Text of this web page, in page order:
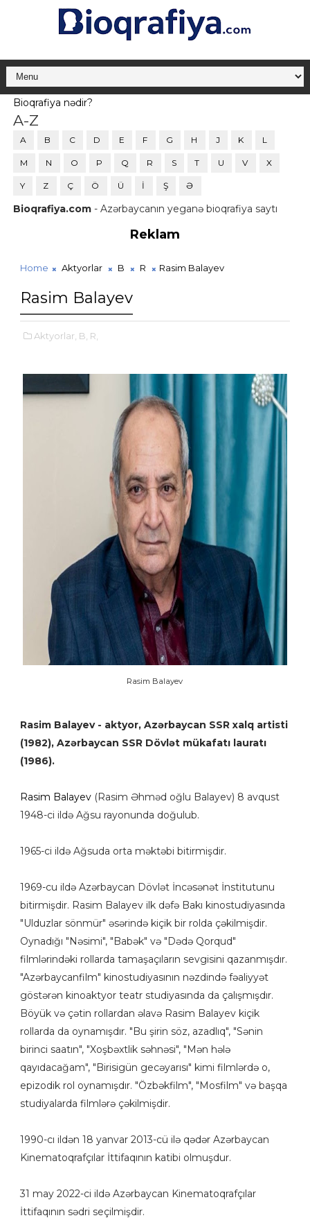
Bioqrafiya nədir?
A-Z
A B C D E F G H J K L
M N O P Q R S T U V X
Y Z Ç Ö Ü İ Ş Ə
Bioqrafiya.com- Azərbaycanın yeganə bioqrafiya saytı
Reklam
Home Aktyorlar B R Rasim Balayev
Rasim Balayev
Aktyorlar, B, R,
Rasim Balayev
Rasim Balayev - aktyor, Azərbaycan SSR xalq artisti
(1982), Azərbaycan SSR Dövlət mükafatı lauratı
(1986).
Rasim Balayev(Rasim Əhməd oğlu Balayev) 8 avqust
1948-ci ildə Ağsu rayonunda doğulub.
1965-ci ildə Ağsuda orta məktəbi bitirmişdir.
1969-cu ildə Azərbaycan Dövlət İncəsənət İnstitutunu
bitirmişdir. Rasim Balayev ilk dəfə Bakı kinostudiyasında
"Ulduzlar sönmür" əsərində kiçik bir rolda çəkilmişdir.
Oynadığı "Nəsimi", "Babək" və "Dədə Qorqud"
filmlərindəki rollarda tamaşaçıların sevgisini qazanmışdır.
"Azərbaycanfilm" kinostudiyasının nəzdində fəaliyyət
göstərən kinoaktyor teatr studiyasında da çalışmışdır.
Böyük və çətin rollardan əlavə Rasim Balayev kiçik
rollarda da oynamışdır. "Bu şirin söz, azadlıq", "Sənin
birinci saatın", "Xoşbəxtlik səhnəsi", "Mən hələ
qayıdacağam", "Birisigün gecəyarısı" kimi filmlərdə o,
epizodik rol oynamışdır. "Özbəkfilm", "Mosfilm" və başqa
studiyalarda filmlərə çəkilmişdir.
1990-cı ildən 18 yanvar 2013-cü ilə qədər Azərbaycan
Kinematoqrafçılar İttifaqının katibi olmuşdur.
31 may 2022-ci ildə Azərbaycan Kinematoqrafçılar
İttifaqının sədri seçilmişdir.